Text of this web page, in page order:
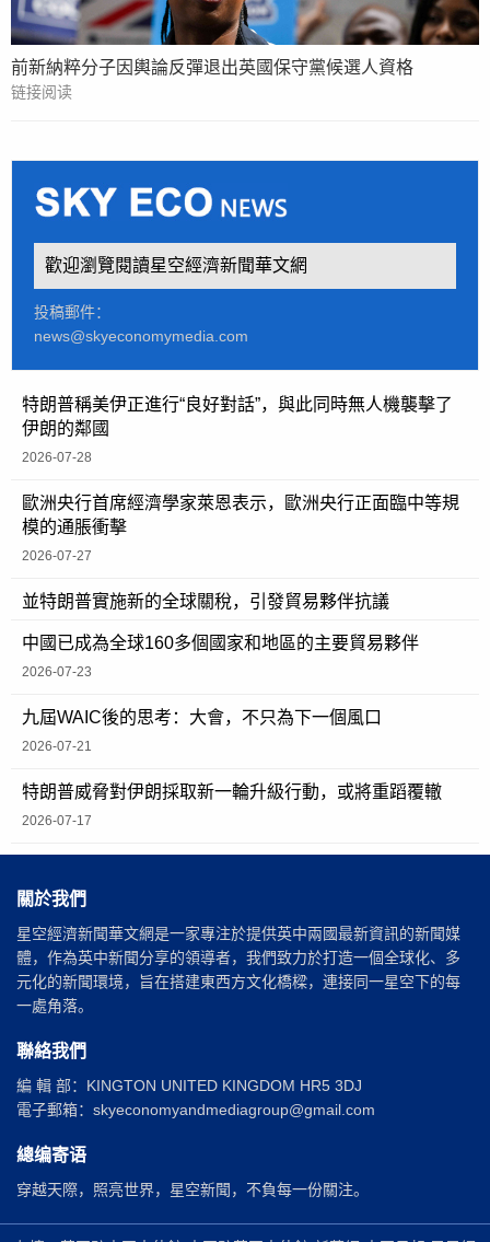
前新納粹分子因輿論反彈退出英國保守黨候選人資格
链接阅读
歡迎瀏覽閱讀星空經濟新聞華文網
投稿郵件：
news@skyeconomymedia.com
特朗普稱美伊正進行“良好對話”，與此同時無人機襲擊了
伊朗的鄰國
2026-07-28
歐洲央行首席經濟學家萊恩表示，歐洲央行正面臨中等規
模的通脹衝擊
2026-07-27
並特朗普實施新的全球關稅，引發貿易夥伴抗議
中國已成為全球160多個國家和地區的主要貿易夥伴
2026-07-23
九屆WAIC後的思考：大會，不只為下一個風口
2026-07-21
特朗普威脅對伊朗採取新一輪升級行動，或將重蹈覆轍
2026-07-17
關於我們
星空經濟新聞華文網是一家專注於提供英中兩國最新資訊的新聞媒
體，作為英中新聞分享的領導者，我們致力於打造一個全球化、多
元化的新聞環境，旨在搭建東西方文化橋樑，連接同一星空下的每
一處角落。
聯絡我們
編 輯 部：KINGTON UNITED KINGDOM HR5 3DJ
電子郵箱：skyeconomyandmediagroup@gmail.com
總编寄语
穿越天際，照亮世界，星空新聞，不負每一份關注。